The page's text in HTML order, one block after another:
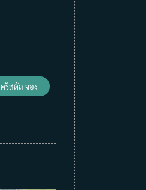
คริสตัล จอง